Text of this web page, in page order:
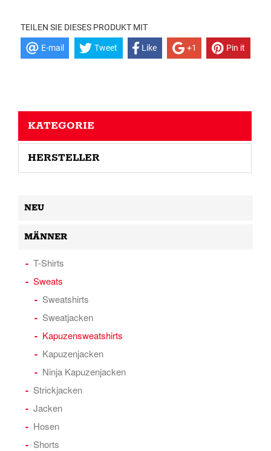
TEILEN SIE DIESES PRODUKT MIT
E-mail Tweet Like +1 Pin it
KATEGORIE
HERSTELLER
NEU
MÄNNER
T-Shirts
Sweats
Sweatshirts
Sweatjacken
Kapuzensweatshirts
Kapuzenjacken
Ninja Kapuzenjacken
Strickjacken
Jacken
Hosen
Shorts